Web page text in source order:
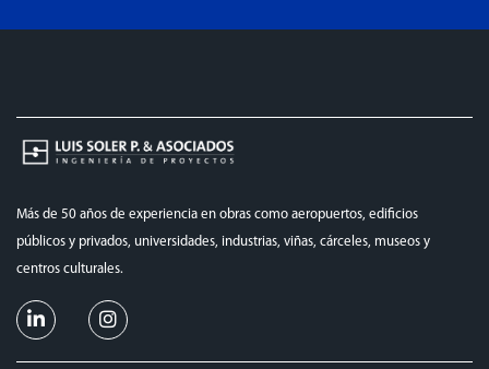
Más de 50 años de experiencia en obras como aeropuertos, edificios
públicos y privados, universidades, industrias, viñas, cárceles, museos y
centros culturales.